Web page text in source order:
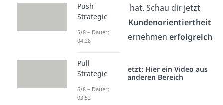
Unternehmen hat. Schau dir jetzt
an, wie du die Kundenorientiertheit
in deinem Unternehmen erfolgreich
Studyflix vernetzt: Hier ein Video aus
einem anderen Bereich
Push
Strategie
5/8 – Dauer:
04:28
Pull
Strategie
6/8 – Dauer:
03:52